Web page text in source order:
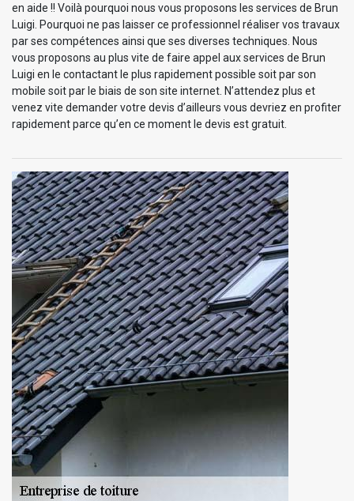
en aide !! Voilà pourquoi nous vous proposons les services de Brun
Luigi. Pourquoi ne pas laisser ce professionnel réaliser vos travaux
par ses compétences ainsi que ses diverses techniques. Nous
vous proposons au plus vite de faire appel aux services de Brun
Luigi en le contactant le plus rapidement possible soit par son
mobile soit par le biais de son site internet. N’attendez plus et
venez vite demander votre devis d’ailleurs vous devriez en profiter
rapidement parce qu’en ce moment le devis est gratuit.